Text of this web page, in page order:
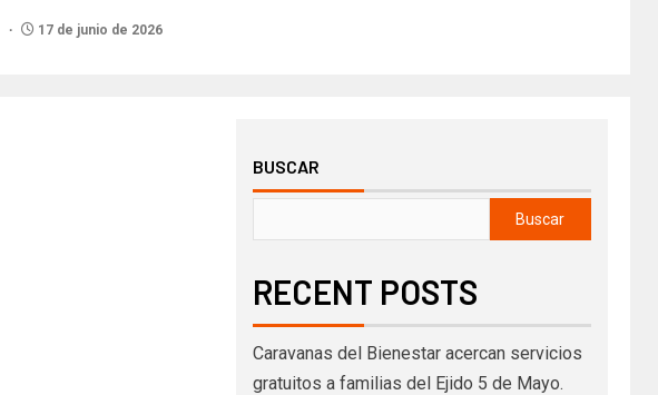
17 de junio de 2026
BUSCAR
Buscar
RECENT POSTS
Caravanas del Bienestar acercan servicios
gratuitos a familias del Ejido 5 de Mayo.